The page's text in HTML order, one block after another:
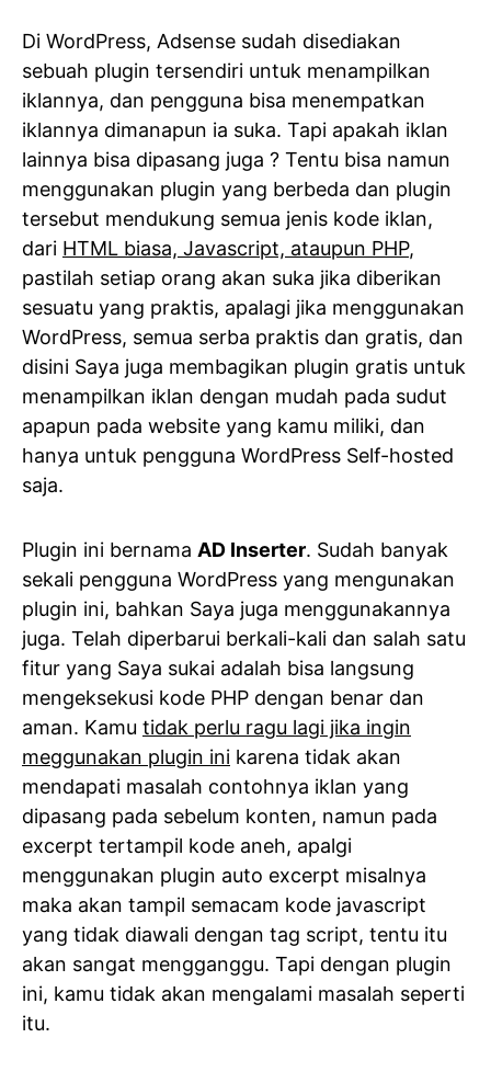
Di WordPress, Adsense sudah disediakan
sebuah plugin tersendiri untuk menampilkan
iklannya, dan pengguna bisa menempatkan
iklannya dimanapun ia suka. Tapi apakah iklan
lainnya bisa dipasang juga ? Tentu bisa namun
menggunakan plugin yang berbeda dan plugin
tersebut mendukung semua jenis kode iklan,
dari HTML biasa, Javascript, ataupun PHP,
pastilah setiap orang akan suka jika diberikan
sesuatu yang praktis, apalagi jika menggunakan
WordPress, semua serba praktis dan gratis, dan
disini Saya juga membagikan plugin gratis untuk
menampilkan iklan dengan mudah pada sudut
apapun pada website yang kamu miliki, dan
hanya untuk pengguna WordPress Self-hosted
saja.
Plugin ini bernama AD Inserter. Sudah banyak
sekali pengguna WordPress yang mengunakan
plugin ini, bahkan Saya juga menggunakannya
juga. Telah diperbarui berkali-kali dan salah satu
fitur yang Saya sukai adalah bisa langsung
mengeksekusi kode PHP dengan benar dan
aman. Kamu tidak perlu ragu lagi jika ingin
meggunakan plugin ini karena tidak akan
mendapati masalah contohnya iklan yang
dipasang pada sebelum konten, namun pada
excerpt tertampil kode aneh, apalgi
menggunakan plugin auto excerpt misalnya
maka akan tampil semacam kode javascript
yang tidak diawali dengan tag script, tentu itu
akan sangat mengganggu. Tapi dengan plugin
ini, kamu tidak akan mengalami masalah seperti
itu.